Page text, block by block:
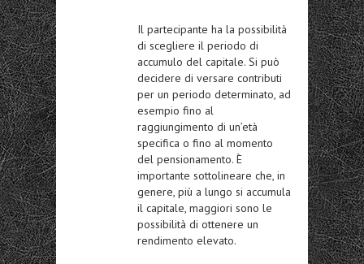
Il partecipante ha la possibilità
di scegliere il periodo di
accumulo del capitale. Si può
decidere di versare contributi
per un periodo determinato, ad
esempio fino al
raggiungimento di un’età
specifica o fino al momento
del pensionamento. È
importante sottolineare che, in
genere, più a lungo si accumula
il capitale, maggiori sono le
possibilità di ottenere un
rendimento elevato.